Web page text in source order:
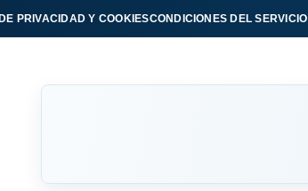
PRIVACIDAD Y COOKIESCONDICIONES DEL SERVICIO